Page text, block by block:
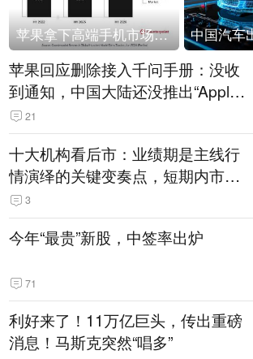
苹果拿下高端手机市场65%的份额：iPhone 17系列功不可没
苹果回应删除接入千问手册：没收
到通知，中国大陆还没推出“Apple
智能使用千问”功能
21
十大机构看后市：业绩期是主线行
情演绎的关键变奏点，短期内市场
或继续反弹，关注三条业绩主线
3
今年“最贵”新股，中签率出炉
71
利好来了！11万亿巨头，传出重磅
消息！马斯克突然“唱多”